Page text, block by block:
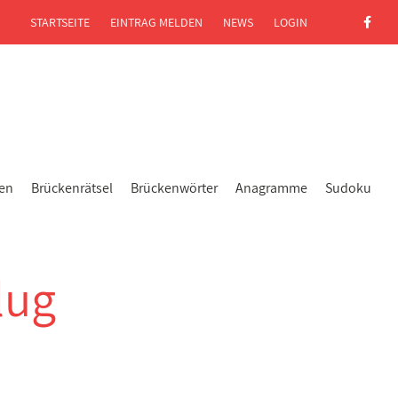
Brückenrätsel Brückenwörter Anagramme Sudoku
STARTSEITE EINTRAG MELDEN NEWS LOGIN